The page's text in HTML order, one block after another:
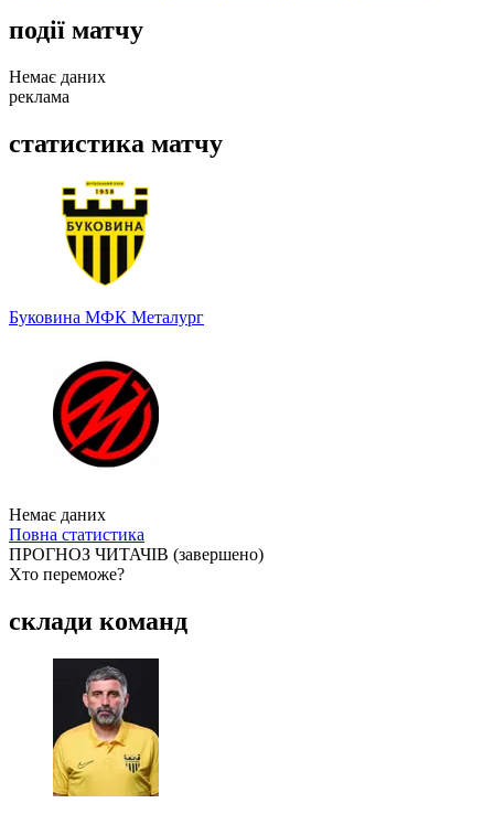
події матчу
Немає даних
реклама
статистика матчу
Буковина МФК Металург
Немає даних
Повна статистика
ПРОГНОЗ ЧИТАЧІВ (завершено)
Хто переможе?
Спрогнозуєте точний рахунок?
Беріть участь у турнірі прогнозистів та здобувайте класні
Турнір прогнозистів
склади команд